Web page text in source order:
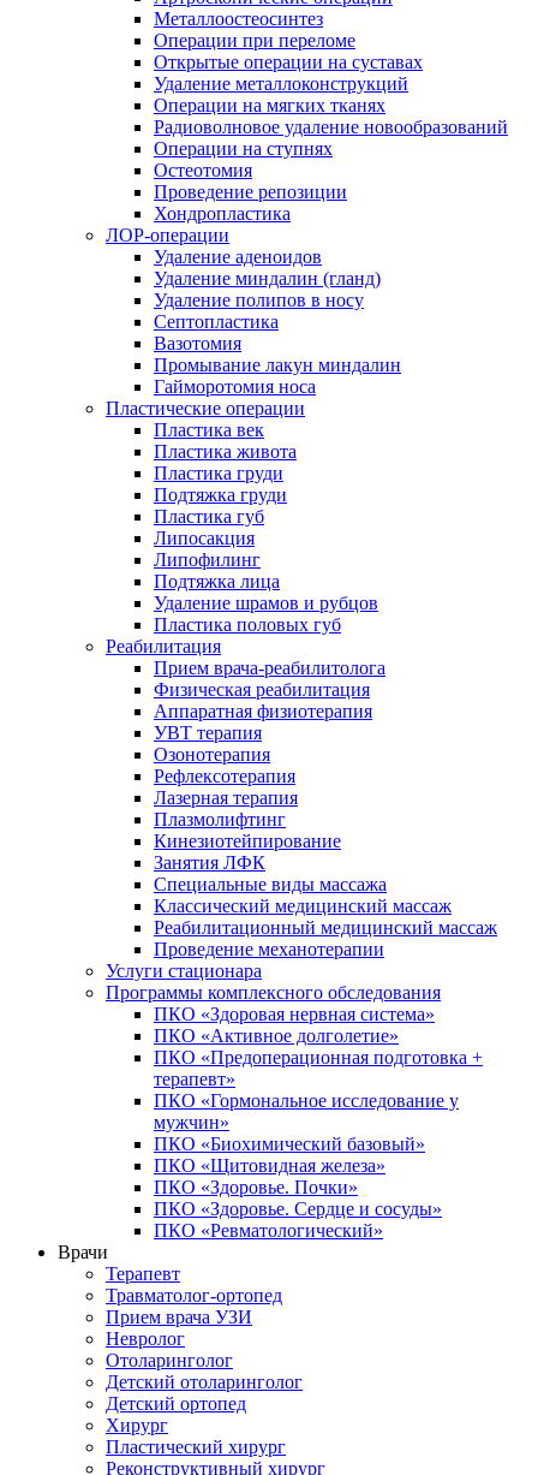
Металлоостеосинтез
Операции при переломе
Открытые операции на суставах
Удаление металлоконструкций
Операции на мягких тканях
Радиоволновое удаление новообразований
Операции на ступнях
Остеотомия
Проведение репозиции
Хондропластика
ЛОР-операции
Удаление аденоидов
Удаление миндалин (гланд)
Удаление полипов в носу
Септопластика
Вазотомия
Промывание лакун миндалин
Гайморотомия носа
Пластические операции
Пластика век
Пластика живота
Пластика груди
Подтяжка груди
Пластика губ
Липосакция
Липофилинг
Подтяжка лица
Удаление шрамов и рубцов
Пластика половых губ
Реабилитация
Прием врача-реабилитолога
Физическая реабилитация
Аппаратная физиотерапия
УВТ терапия
Озонотерапия
Рефлексотерапия
Лазерная терапия
Плазмолифтинг
Кинезиотейпирование
Занятия ЛФК
Специальные виды массажа
Классический медицинский массаж
Реабилитационный медицинский массаж
Проведение механотерапии
Услуги стационара
Программы комплексного обследования
ПКО «Здоровая нервная система»
ПКО «Активное долголетие»
ПКО «Предоперационная подготовка +
терапевт»
ПКО «Гормональное исследование у
мужчин»
ПКО «Биохимический базовый»
ПКО «Щитовидная железа»
ПКО «Здоровье. Почки»
ПКО «Здоровье. Сердце и сосуды»
ПКО «Ревматологический»
Врачи
Терапевт
Травматолог-ортопед
Прием врача УЗИ
Невролог
Отоларинголог
Детский отоларинголог
Детский ортопед
Хирург
Пластический хирург
Реконструктивный хирург